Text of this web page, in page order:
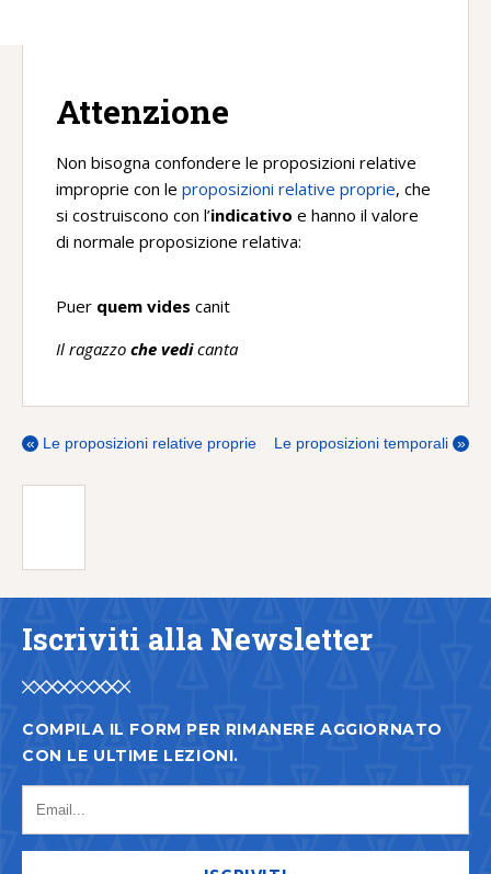
Attenzione
Non bisogna confondere le proposizioni relative
improprie con le proposizioni relative proprie, che
si costruiscono con l’indicativo e hanno il valore
di normale proposizione relativa:
Puer quem vides canit
Il ragazzo che vedicanta
« Le proposizioni relative proprie Le proposizioni temporali »
Iscriviti alla Newsletter
COMPILA IL FORM PER RIMANERE AGGIORNATO
CON LE ULTIME LEZIONI.